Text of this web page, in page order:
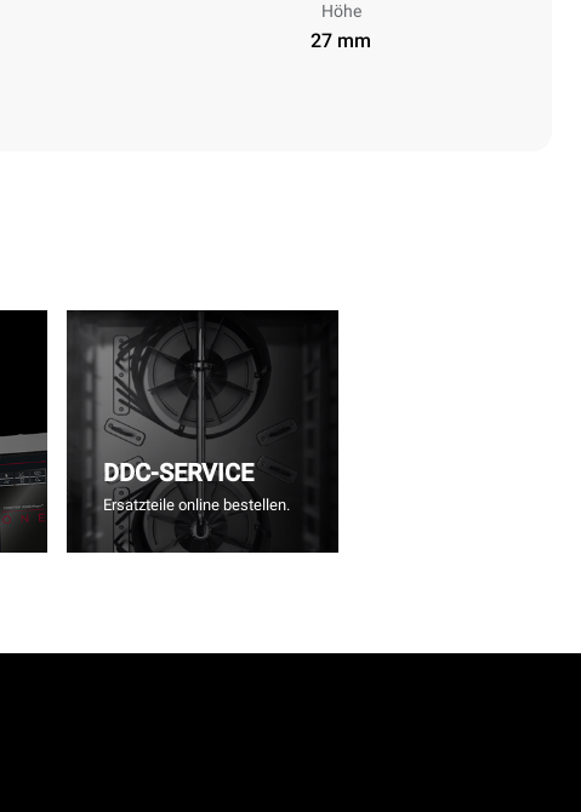
Höhe
27 mm
DDC-SERVICE
Ersatzteile online bestellen.